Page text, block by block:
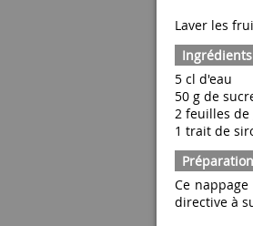
Laver les
5 cl d'eau
50 g de
2 feuilles
1 trait de
Ce
directive à